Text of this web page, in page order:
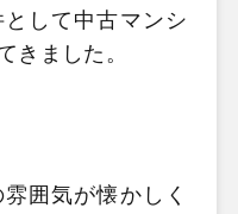
して中古マンシ
きました。
囲気が懐かしく